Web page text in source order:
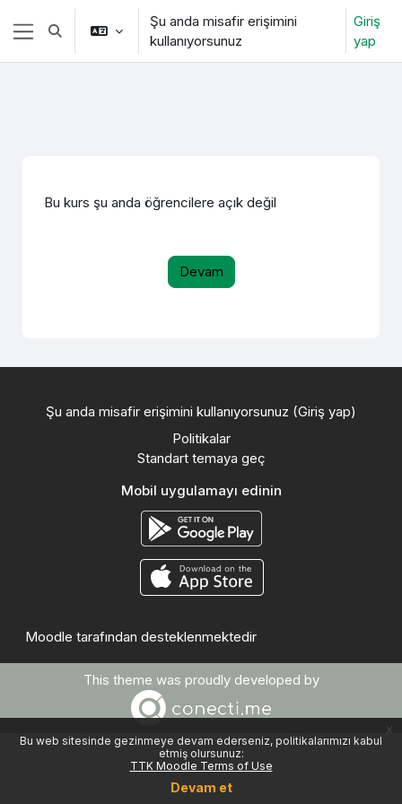
Ana içeriğe git
Bu web sitesinde gezinmeye devam ederseniz, politikalarımızı kabul
etmiş olursunuz:
TTK Moodle Terms of Use
Devam et
x
Yan panel
Arama girişini değiştir
Şu anda misafir erişimini
kullanıyorsunuz
Giriş
yap
Bu kurs şu anda öğrencilere açık değil
Devam
Şu anda misafir erişimini kullanıyorsunuz (Giriş yap)
Politikalar
Standart temaya geç
Mobil uygulamayı edinin
Moodle tarafından desteklenmektedir
This theme was proudly developed by